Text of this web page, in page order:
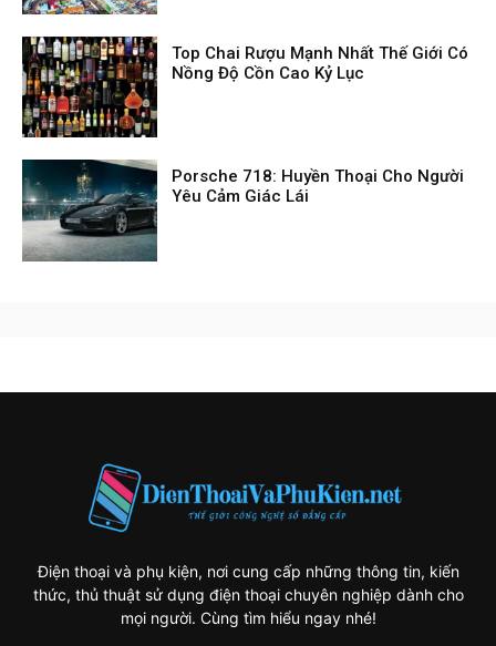
Top Chai Rượu Mạnh Nhất Thế Giới Có
Nồng Độ Cồn Cao Kỷ Lục
Porsche 718: Huyền Thoại Cho Người
Yêu Cảm Giác Lái
Điện thoại và phụ kiện, nơi cung cấp những thông tin, kiến
thức, thủ thuật sử dụng điện thoại chuyên nghiệp dành cho
mọi người. Cùng tìm hiểu ngay nhé!